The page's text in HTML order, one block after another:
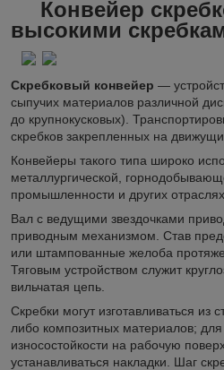
Конвейер
высокими
Скребковый конвейер —
сыпучих материалов различной
до крупнокусковых).
скребков закрепленных на
Конвейеры такого типа широко
металлургической,
промышленности и других
Вал с ведущими звездочками
приводным механизмом. Став
или штампованные желоба
Тяговым устройством служит
вильчатая цепь.
Скребки могут изготавливаться из
либо композитных материалов;
износостойкости на рабочую
устанавливаться накладки. Шаг